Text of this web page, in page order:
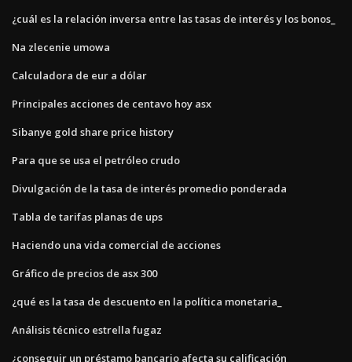
¿cuál es la relación inversa entre las tasas de interés y los bonos_
Na zlecenie umowa
Calculadora de eur a dólar
Principales acciones de centavo hoy asx
Sibanye gold share price history
Para que se usa el petróleo crudo
Divulgación de la tasa de interés promedio ponderada
Tabla de tarifas planas de ups
Haciendo una vida comercial de acciones
Gráfico de precios de asx 300
¿qué es la tasa de descuento en la política monetaria_
Análisis técnico estrella fugaz
¿conseguir un préstamo bancario afecta su calificación